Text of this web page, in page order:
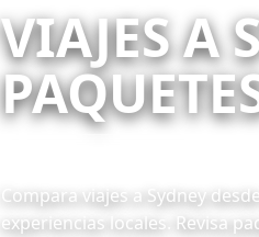
VIAJES A
Compara viajes a Sydney
experiencias locales. Revisa